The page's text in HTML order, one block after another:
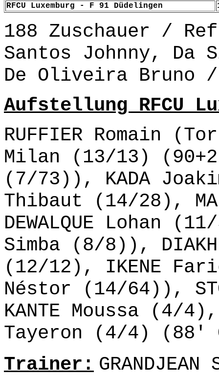
RFCU Luxemburg - F 91 Düdelingen
188 Zuschauer /
Santos Johnny, Da
De Oliveira Bruno /
Aufstellung RFCU
RUFFIER Romain
Milan (13/13) (90+2'
(7/73)), KADA
Thibaut (14/28),
DEWALQUE Lohan
Simba (8/8)),
(12/12), IKENE
Néstor (14/64)),
KANTE Moussa (4/4),
Tayeron (4/4) (88'
Trainer: